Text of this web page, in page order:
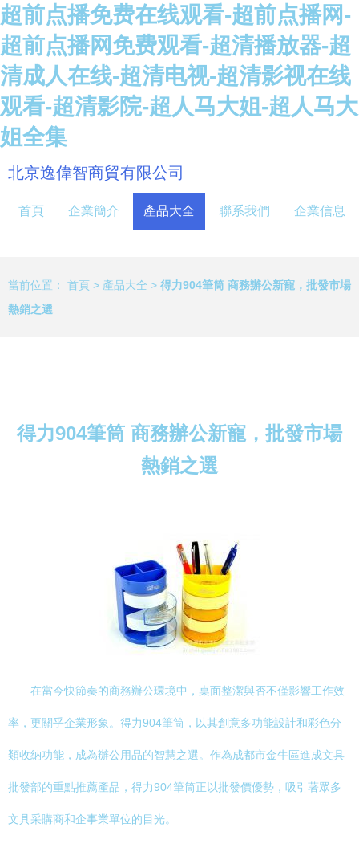
超前点播免费在线观看-超前点播网-
超前点播网免费观看-超清播放器-超
清成人在线-超清电视-超清影视在线
观看-超清影院-超人马大姐-超人马大
姐全集
北京逸偉智商貿有限公司
首頁 企業簡介 產品大全 聯系我們 企業信息
當前位置： 首頁 > 產品大全 > 得力904筆筒 商務辦公新寵，批發市場
熱銷之選
得力904筆筒 商務辦公新寵，批發市場
熱銷之選
在當今快節奏的商務辦公環境中，桌面整潔與否不僅影響工作效
率，更關乎企業形象。得力904筆筒，以其創意多功能設計和彩色分
類收納功能，成為辦公用品的智慧之選。作為成都市金牛區進成文具
批發部的重點推薦產品，得力904筆筒正以批發價優勢，吸引著眾多
文具采購商和企事業單位的目光。